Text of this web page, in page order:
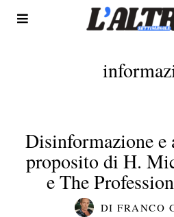
Disinformazione e
proposito di H.
e The
DIFRANCO